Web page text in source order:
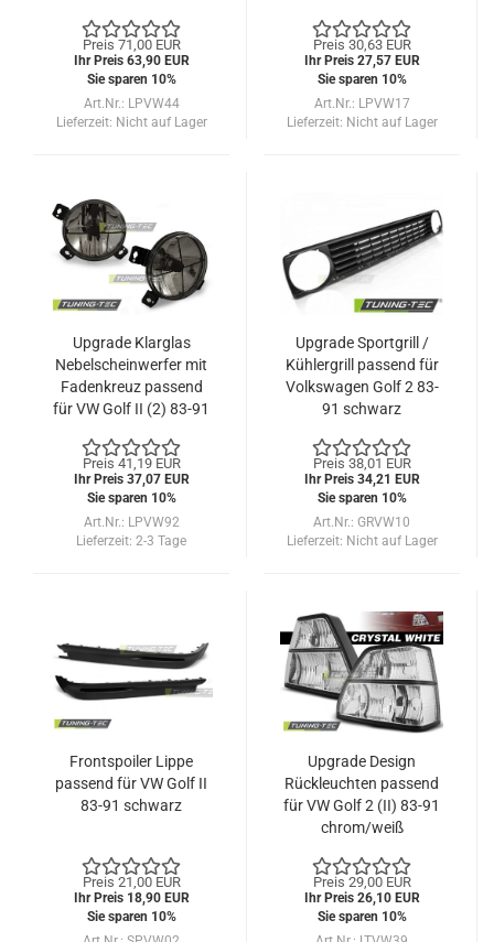
Preis 71,00 EUR
Ihr Preis 63,90 EUR
Sie sparen 10%
Art.Nr.: LPVW44
Lieferzeit: Nicht auf Lager
Preis 30,63 EUR
Ihr Preis 27,57 EUR
Sie sparen 10%
Art.Nr.: LPVW17
Lieferzeit: Nicht auf Lager
Upgrade Klarglas
Nebelscheinwerfer mit
Fadenkreuz passend
für VW Golf II (2) 83-91
Preis 41,19 EUR
Ihr Preis 37,07 EUR
Sie sparen 10%
Art.Nr.: LPVW92
Lieferzeit: 2-3 Tage
Upgrade Sportgrill /
Kühlergrill passend für
Volkswagen Golf 2 83-
91 schwarz
Preis 38,01 EUR
Ihr Preis 34,21 EUR
Sie sparen 10%
Art.Nr.: GRVW10
Lieferzeit: Nicht auf Lager
Frontspoiler Lippe
passend für VW Golf II
83-91 schwarz
Preis 21,00 EUR
Ihr Preis 18,90 EUR
Sie sparen 10%
Upgrade Design
Rückleuchten passend
für VW Golf 2 (II) 83-91
chrom/weiß
Preis 29,00 EUR
Ihr Preis 26,10 EUR
Sie sparen 10%